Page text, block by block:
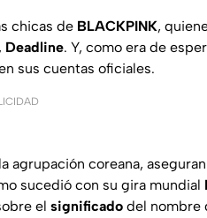
chicas de BLACKPINK,
Deadline. Y, como era de
sus cuentas oficiales.
agrupación coreana,
sucedió con su gira mundial
el significado del nombre